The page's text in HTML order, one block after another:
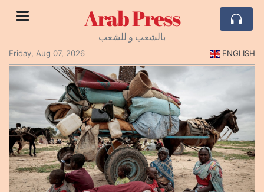
Arab Press
بالشعب و للشعب
Friday, Aug 07, 2026
ENGLISH